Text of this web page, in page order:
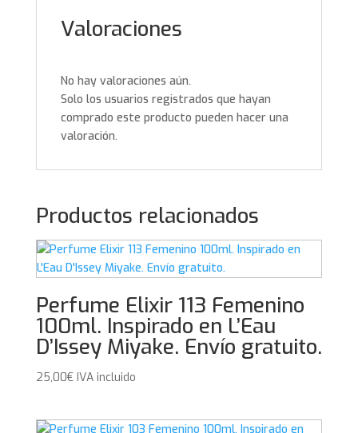
Valoraciones
No hay valoraciones aún.
Solo los usuarios registrados que hayan
comprado este producto pueden hacer una
valoración.
Productos relacionados
Perfume Elixir 113 Femenino
100ml. Inspirado en L’Eau
D’Issey Miyake. Envío gratuito.
25,00€ IVA incluido